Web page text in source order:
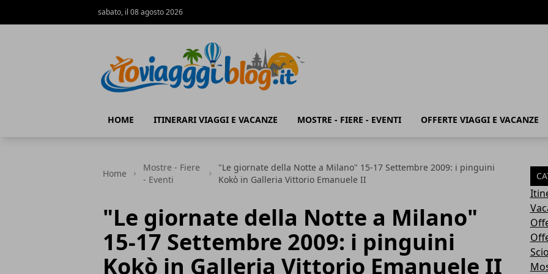
sabato, il 08 agosto 2026
HOME ITINERARI VIAGGI E VACANZE MOSTRE - FIERE - EVENTI OFFERTE VIAGGI E VACANZE
Home
Mostre - Fiere
- Eventi
"Le giornate della Notte a Milano" 15-17 Settembre 2009: i pinguini
Kokò in Galleria Vittorio Emanuele II
"Le giornate della Notte a Milano"
15-17 Settembre 2009: i pinguini
Kokò in Galleria Vittorio Emanuele II